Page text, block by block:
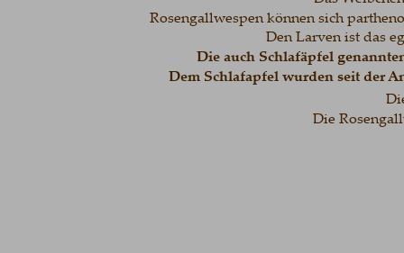
Rosengallwespen können sich
Den Larven ist das
Die auch Schlafäpfel
Dem Schlafapfel wurden seit der
Die